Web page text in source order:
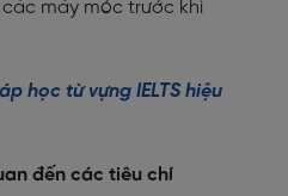
máy móc trước khi
học từ vựng IELTS hiệu
đến các tiêu chí